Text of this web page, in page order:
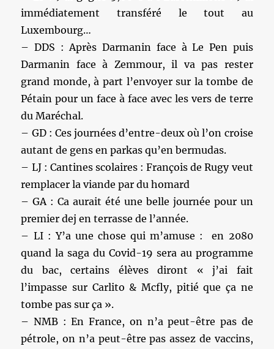
immédiatement transféré le tout au
Luxembourg…
– DDS : Après Darmanin face à Le Pen puis
Darmanin face à Zemmour, il va pas rester
grand monde, à part l’envoyer sur la tombe de
Pétain pour un face à face avec les vers de terre
du Maréchal.
– GD : Ces journées d’entre-deux où l’on croise
autant de gens en parkas qu’en bermudas.
– LJ : Cantines scolaires : François de Rugy veut
remplacer la viande par du homard
– GA : Ca aurait été une belle journée pour un
premier dej en terrasse de l’année.
– LI : Y’a une chose qui m’amuse : en 2080
quand la saga du Covid-19 sera au programme
du bac, certains élèves diront « j’ai fait
l’impasse sur Carlito & Mcfly, pitié que ça ne
tombe pas sur ça ».
– NMB : En France, on n’a peut-être pas de
pétrole, on n’a peut-être pas assez de vaccins,